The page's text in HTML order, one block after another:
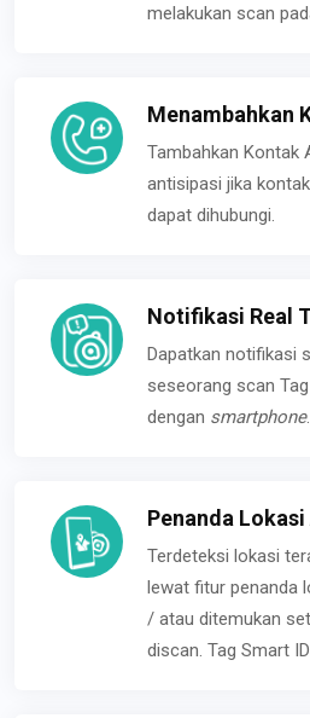
melakukan scan
Menambahkan
Tambahkan Kontak
antisipasi jika
dapat dihubungi.
Notifikasi Real
Dapatkan notifikasi
seseorang scan
dengan smartphone.
Penanda Lokasi
Terdeteksi lokasi
lewat fitur penanda
/ atau ditemukan
discan. Tag Smart